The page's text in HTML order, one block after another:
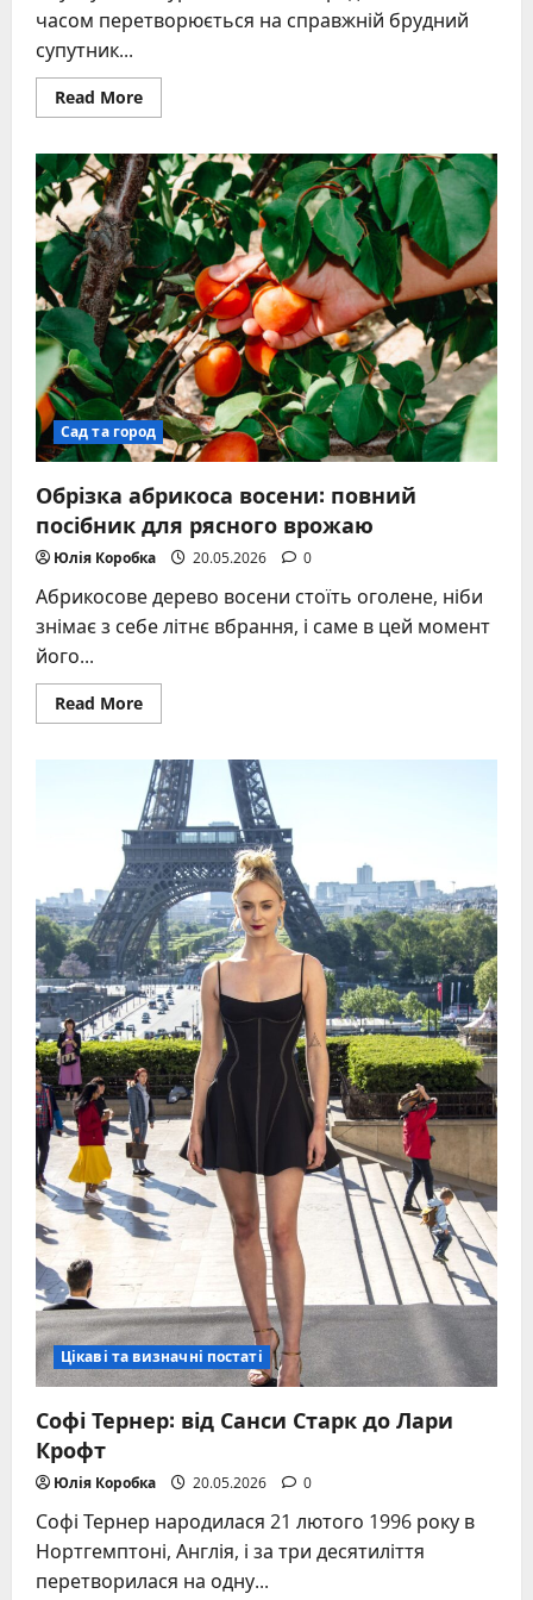
часом перетворюється на справжній брудний
супутник...
Read MoreRead
more
можна
прати
рюкзак
в
пральній
машині:
повний
гід
для
кожної
моделі
Сад та город
Обрізка абрикоса восени: повний
посібник для рясного врожаю
Юлія Коробка 20.05.2026 0
Абрикосове дерево восени стоїть оголене, ніби
знімає з себе літнє вбрання, і саме в цей момент
його...
Read MoreRead
more
абрикоса
восени:
повний
посібник
для
рясного
врожаю
Цікаві та визначні постаті
Софі Тернер: від Санси Старк до Лари
Крофт
Юлія Коробка 20.05.2026 0
Софі Тернер народилася 21 лютого 1996 року в
Нортгемптоні, Англія, і за три десятиліття
перетворилася на одну...